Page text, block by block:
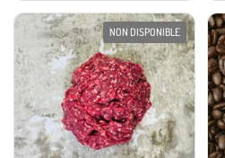
NON DISPONIBLE